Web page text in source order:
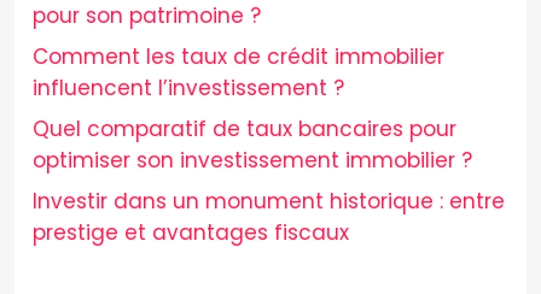
pour son patrimoine ?
Comment les taux de crédit immobilier
influencent l’investissement ?
Quel comparatif de taux bancaires pour
optimiser son investissement immobilier ?
Investir dans un monument historique : entre
prestige et avantages fiscaux